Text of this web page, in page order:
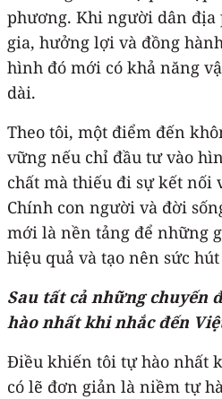
phương. Khi người dân địa
gia, hưởng lợi và đồng
hình đó mới có khả năng
dài.
Theo tôi, một điểm đến
vững nếu chỉ đầu tư vào
chất mà thiếu đi sự kết nối
Chính con người và đời
mới là nền tảng để những
hiệu quả và tạo nên sức
Sau tất cả những chuyến
hào nhất khi nhắc đến
Điều khiến tôi tự hào nhất
có lẽ đơn giản là niềm tự